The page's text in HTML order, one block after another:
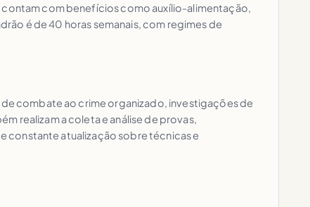
contam com benefícios como auxílio-alimentação,
é de 40 horas semanais, com regimes de
combate ao crime organizado, investigações de
realizam a coleta e análise de provas,
constante atualização sobre técnicas e